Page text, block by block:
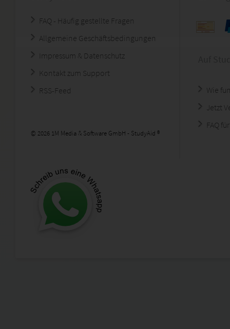
FAQ - Häufig gestellte Fragen
Allgemeine Geschäftsbedingungen
Impressum & Datenschutz
Kontakt zum Support
RSS-Feed
© 2026 1M Media & Software GmbH - StudyAid ®
Wie
Jetzt
FAQ